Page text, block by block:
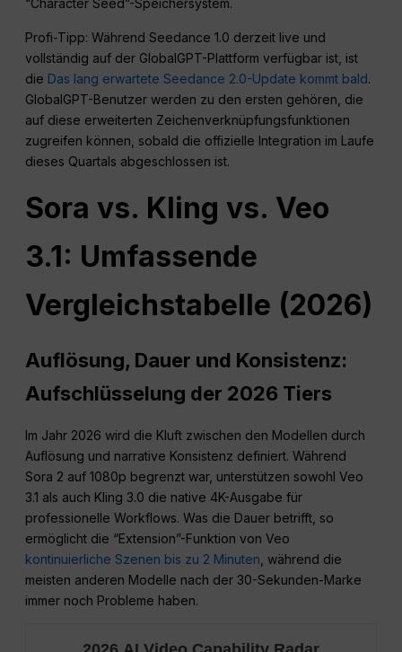
“Character Seed”-Speichersystem.
Profi-Tipp: Während Seedance 1.0 derzeit live und
vollständig auf der GlobalGPT-Plattform verfügbar ist, ist
die Das lang erwartete Seedance 2.0-Update kommt bald.
GlobalGPT-Benutzer werden zu den ersten gehören, die
auf diese erweiterten Zeichenverknüpfungsfunktionen
zugreifen können, sobald die offizielle Integration im Laufe
dieses Quartals abgeschlossen ist.
Sora vs. Kling vs. Veo
3.1: Umfassende
Vergleichstabelle (2026)
Auflösung, Dauer und Konsistenz:
Aufschlüsselung der 2026 Tiers
Im Jahr 2026 wird die Kluft zwischen den Modellen durch
Auflösung und narrative Konsistenz definiert. Während
Sora 2 auf 1080p begrenzt war, unterstützen sowohl Veo
3.1 als auch Kling 3.0 die native 4K-Ausgabe für
professionelle Workflows. Was die Dauer betrifft, so
ermöglicht die “Extension”-Funktion von Veo
kontinuierliche Szenen bis zu 2 Minuten , während die
meisten anderen Modelle nach der 30-Sekunden-Marke
immer noch Probleme haben.